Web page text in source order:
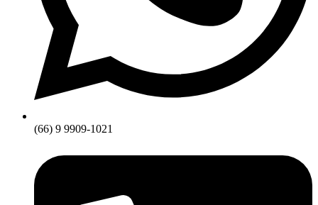
(66) 9 9909-1021